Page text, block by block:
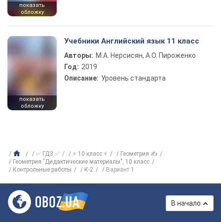
показать
обложку
показать
обложку
Учебники Английский язык 11 класс
Авторы: М.А. Нерсисян, А.О. Пироженко
Год: 2019
Описание: Уровень стандарта
✅ ГДЗ ✅ ⚡ 10 класс ⚡
Геометрия ✍
Геометрия "Дидактические материалы", 10 класс
Контрольные работы
К-2 Вариант 1
В начало